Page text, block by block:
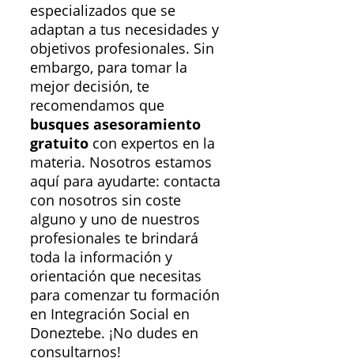
especializados que se
adaptan a tus necesidades y
objetivos profesionales. Sin
embargo, para tomar la
mejor decisión, te
recomendamos que
busques asesoramiento
gratuito con expertos en la
materia. Nosotros estamos
aquí para ayudarte: contacta
con nosotros sin coste
alguno y uno de nuestros
profesionales te brindará
toda la información y
orientación que necesitas
para comenzar tu formación
en Integración Social en
Doneztebe. ¡No dudes en
consultarnos!